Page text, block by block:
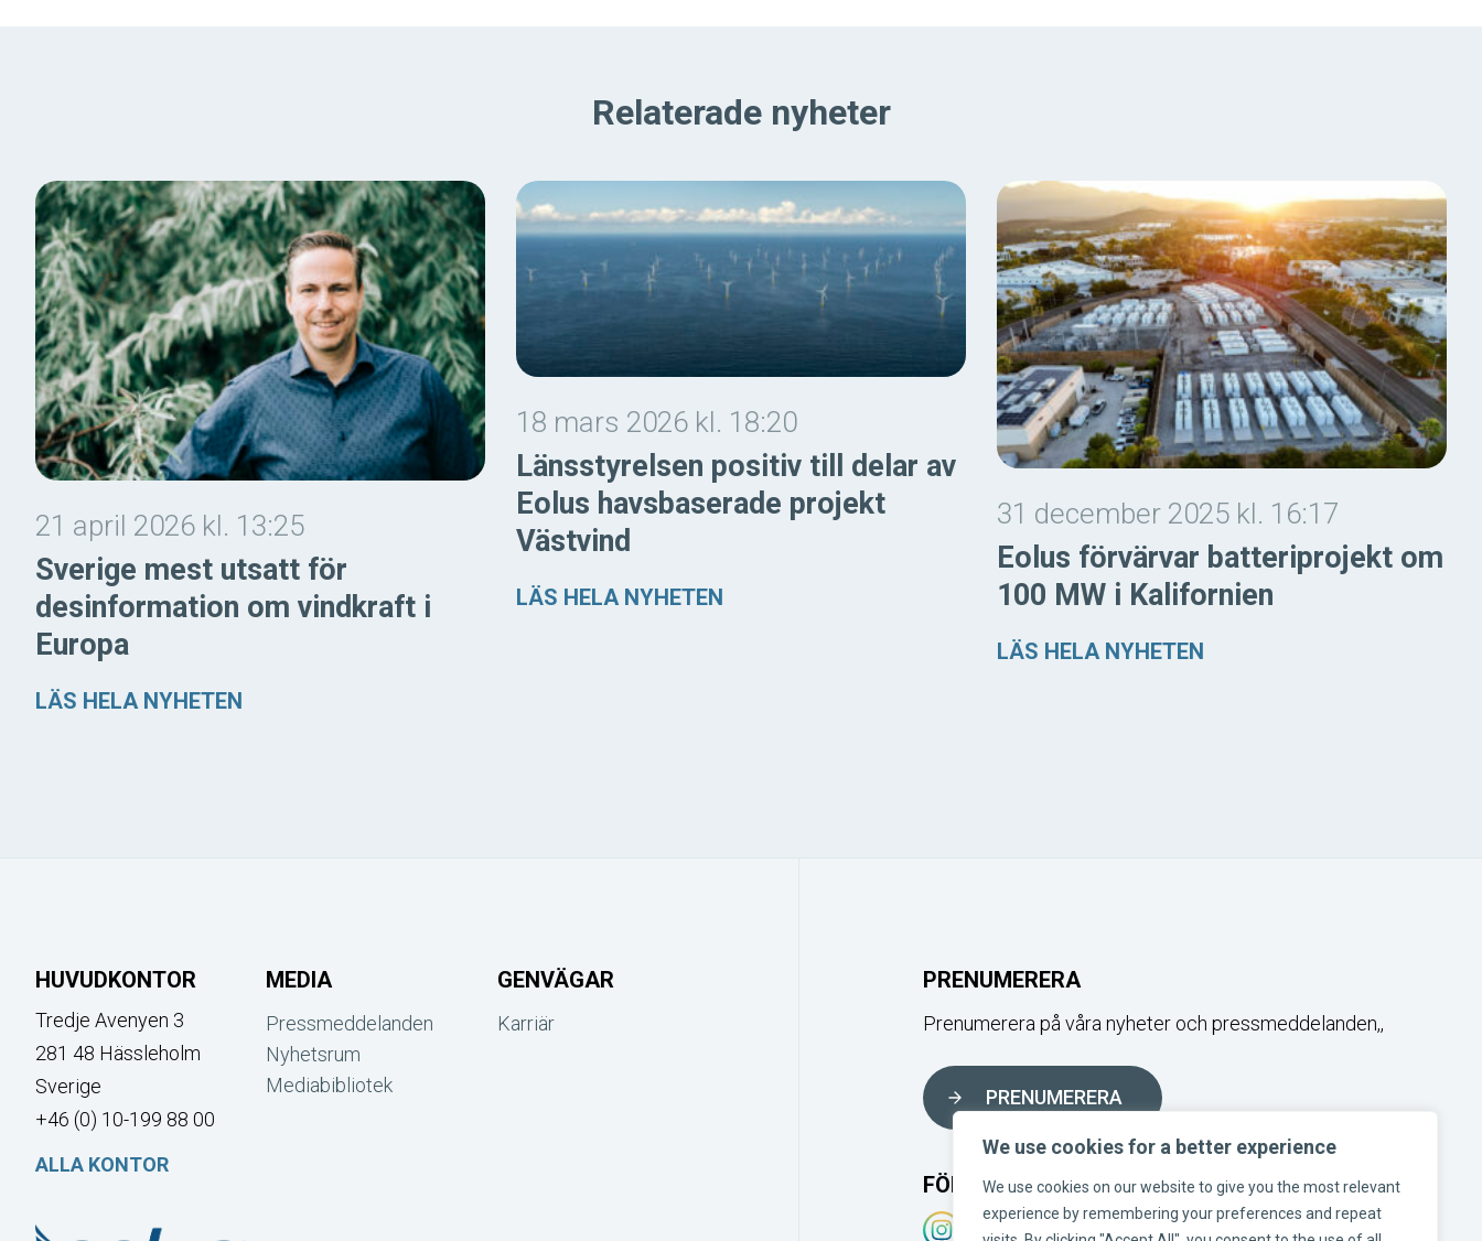
We use cookies for a better experience
We use cookies on our website to give you the most relevant
experience by remembering your preferences and repeat
Relaterade nyheter
21 april 2026 kl. 13:25
Sverige mest utsatt för
desinformation om vindkraft i
Europa
LÄS HELA NYHETEN
18 mars 2026 kl. 18:20
Länsstyrelsen positiv till delar av
Eolus havsbaserade projekt
Västvind
LÄS HELA NYHETEN
31 december 2025 kl. 16:17
Eolus förvärvar batteriprojekt om
100 MW i Kalifornien
LÄS HELA NYHETEN
HUVUDKONTOR
Tredje Avenyen 3
281 48 Hässleholm
Sverige
+46 (0) 10-199 88 00
ALLA KONTOR
MEDIA
Pressmeddelanden
Nyhetsrum
Mediabibliotek
GENVÄGAR
Karriär
PRENUMERERA
Prenumerera på våra nyheter och pressmeddelanden,,
PRENUMERERA
FÖLJ OSS I SOCIALA MEDIER